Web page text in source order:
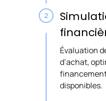
Évaluation
d’achat,
disponibles.